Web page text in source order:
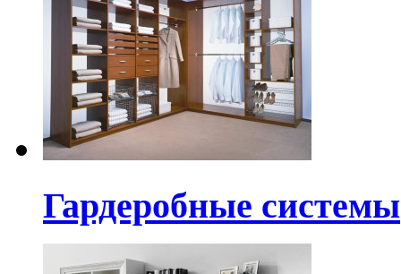
Гардеробные системы